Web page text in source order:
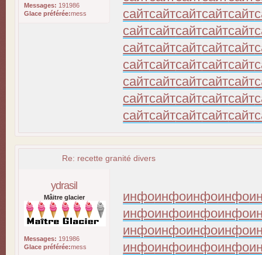
Messages: 191986
Glace préférée:mess
сайтсайтсайтсайтсайт
сайтсайтсайтсайтсайт
сайтсайтсайтсайтсайт
сайтсайтсайтсайтсайт
сайтсайтсайтсайтсайт
сайтсайтсайтсайтсайт
сайтсайтсайтсайтсайт
Re: recette granité divers
ydrasil
Mâitre glacier
Messages: 191986
Glace préférée:mess
инфоинфоинфоинфо
инфоинфоинфоинфо
инфоинфоинфоинфо
инфоинфоинфоинфо